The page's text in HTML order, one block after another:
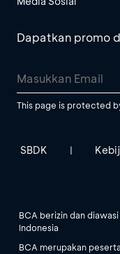
Dapatkan promo
This page is protected
SBDK |
BCA berizin dan
Indonesia
BCA merupakan